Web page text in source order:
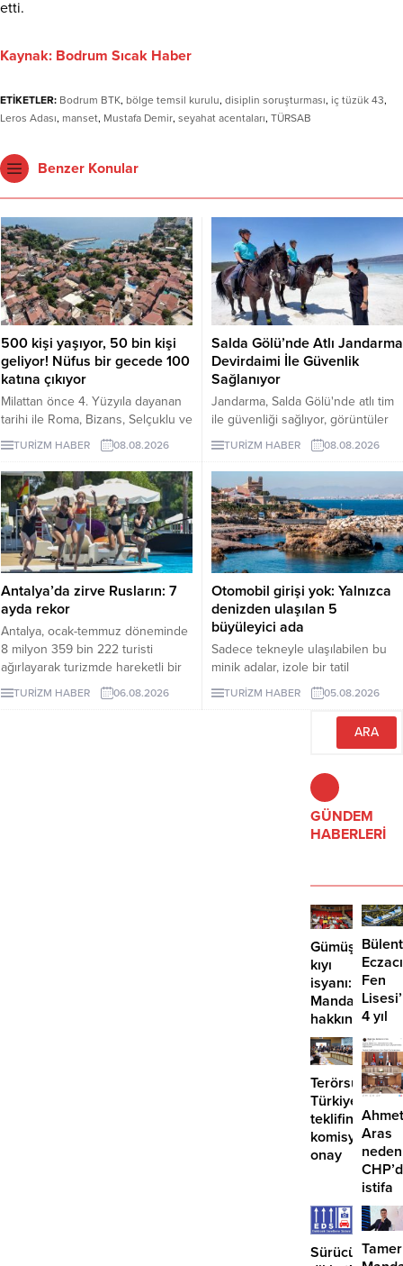
etti.
Kaynak: Bodrum Sıcak Haber
ETİKETLER: Bodrum BTK, bölge temsil kurulu, disiplin soruşturması, iç tüzük 43,
Leros Adası, manset, Mustafa Demir, seyahat acentaları, TÜRSAB
Benzer Konular
500 kişi yaşıyor, 50 bin kişi
geliyor! Nüfus bir gecede 100
katına çıkıyor
Milattan önce 4. Yüzyıla dayanan
tarihi ile Roma, Bizans, Selçuklu ve
Osmanlı dönemlerine ev sahipliği
yapan Antalya'nın turizm merkezi
Kaleiçi'nin yaklaşık 500 kişi olan
nüfusu özellikle yaz ayları ve
turizm döneminde 100 katına
çıkıyor.
TURİZM HABER 08.08.2026
Salda Gölü’nde Atlı Jandarma
Devirdaimi İle Güvenlik
Sağlanıyor
Jandarma, Salda Gölü'nde atlı tim
ile güvenliği sağlıyor, görüntüler
sosyal medyada yoğun ilgi gördü.
TURİZM HABER 08.08.2026
Antalya’da zirve Rusların: 7
ayda rekor
Antalya, ocak-temmuz döneminde
8 milyon 359 bin 222 turisti
ağırlayarak turizmde hareketli bir
dönemi geride bıraktı. 1 milyon
979 bin ziyaretçiyle listenin ilk
TURİZM HABER 06.08.2026
Otomobil girişi yok: Yalnızca
denizden ulaşılan 5
büyüleyici ada
Sadece tekneyle ulaşılabilen bu
minik adalar, izole bir tatil
arayanlara eşsiz deneyimler
sunuyor. Peki, bu adaları farklı
kılan özellikler nelerdir? İşte
TURİZM HABER 05.08.2026
GÜNDEM
HABERLERİ
Gümüşlük’te
kıyı
isyanı:
Mandalinci
hakkında
suç
duyurusu
Bülent
Fen
4 yıl
geçti,
hâlâ
proje
Terörsüz
Türkiye
teklifine
komisyondan
onay
Ahmet
Aras
neden
istifa
SürücülerTamer